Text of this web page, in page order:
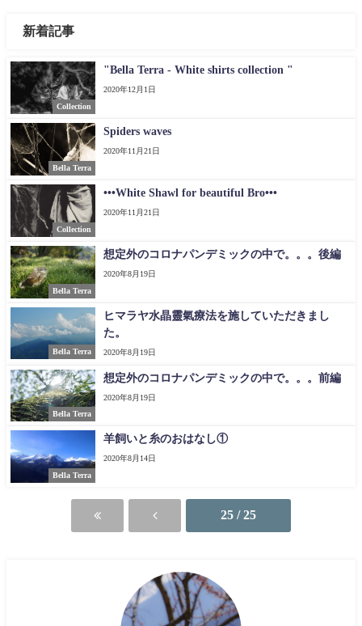
新着記事
Collection
"Bella Terra - White shirts collection "
2020年12月1日
Bella Terra
Spiders waves
2020年11月21日
Collection
•••White Shawl for beautiful Bro•••
2020年11月21日
Bella Terra
想定外のコロナパンデミックの中で。。。後編
2020年8月19日
Bella Terra
ヒマラヤ水晶靈氣療法を施していただきまし
た。
2020年8月19日
Bella Terra
想定外のコロナパンデミックの中で。。。前編
2020年8月19日
Bella Terra
羊飼いと糸のおはなし①
2020年8月14日
25 / 25